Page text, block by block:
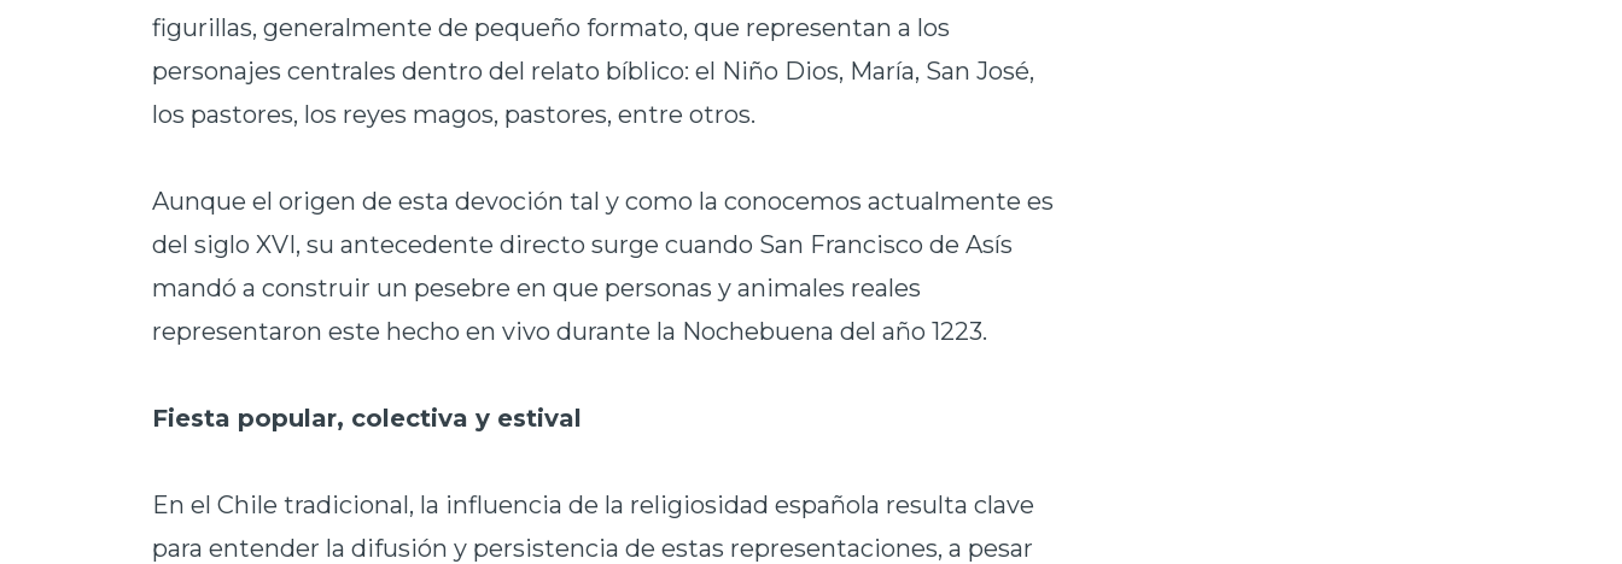
figurillas, generalmente de pequeño formato, que representan a los
personajes centrales dentro del relato bíblico: el Niño Dios, María, San José,
los pastores, los reyes magos, pastores, entre otros.
Aunque el origen de esta devoción tal y como la conocemos actualmente es
del siglo XVI, su antecedente directo surge cuando San Francisco de Asís
mandó a construir un pesebre en que personas y animales reales
representaron este hecho en vivo durante la Nochebuena del año 1223.
Fiesta popular, colectiva y estival
En el Chile tradicional, la influencia de la religiosidad española resulta clave
para entender la difusión y persistencia de estas representaciones, a pesar